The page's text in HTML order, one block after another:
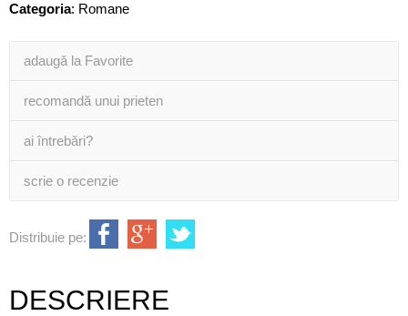
Categoria: Romane
adaugă la Favorite
recomandă unui prieten
ai întrebări?
scrie o recenzie
Distribuie pe:
DESCRIERE